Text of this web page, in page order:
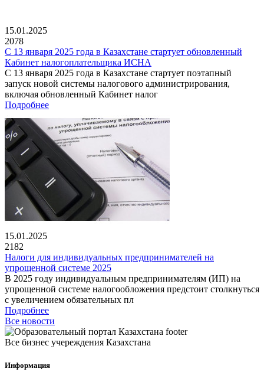
15.01.2025
2078
С 13 января 2025 года в Казахстане стартует обновленный
Кабинет налогоплательщика ИСНА
С 13 января 2025 года в Казахстане стартует поэтапный
запуск новой системы налогового администрирования,
включая обновленный Кабинет налог
Подробнее
15.01.2025
2182
Налоги для индивидуальных предпринимателей на
упрощенной системе 2025
В 2025 году индивидуальным предпринимателям (ИП) на
упрощенной системе налогообложения предстоит столкнуться
с увеличением обязательных пл
Подробнее
Все новости
Все бизнес учереждения Казахстана
Информация